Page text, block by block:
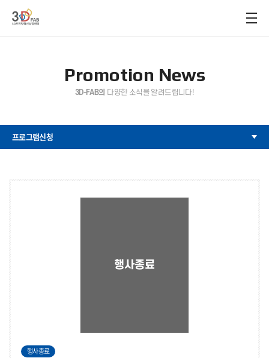
Promotion News
3D-FAB의 다양한 소식을 알려드립니다!
프로그램신청
행사종료